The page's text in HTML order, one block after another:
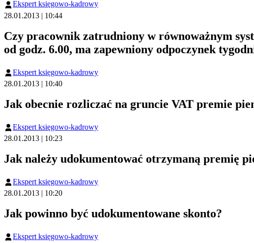
Ekspert księgowo-kadrowy
28.01.2013 | 10:44
Czy pracownik zatrudniony w równoważnym
od godz. 6.00, ma zapewniony odpoczynek
Ekspert księgowo-kadrowy
28.01.2013 | 10:40
Jak obecnie rozliczać na gruncie VAT premie
Ekspert księgowo-kadrowy
28.01.2013 | 10:23
Jak należy udokumentować otrzymaną premię
Ekspert księgowo-kadrowy
28.01.2013 | 10:20
Jak powinno być udokumentowane skonto?
Ekspert księgowo-kadrowy